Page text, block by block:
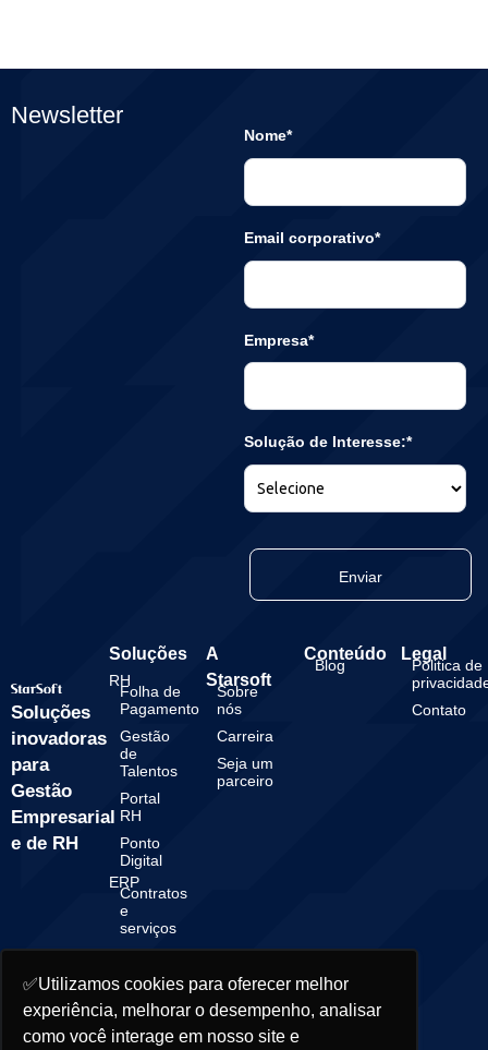
✅Utilizamos cookies para oferecer melhor
experiência, melhorar o desempenho, analisar
como você interage em nosso site e
Newsletter
Nome*
Email corporativo*
Empresa*
Solução de Interesse:*
Enviar
Soluções
inovadoras
para
Gestão
Empresarial
e de RH
Soluções
RH
Folha de
Pagamento
Gestão
de
Talentos
Portal
RH
Ponto
Digital
ERP
Contratos
e
serviços
Gestão
Contábil
A
Starsoft
Sobre
nós
Carreira
Seja um
parceiro
Conteúdo
Blog
Legal
Politica de
Contato